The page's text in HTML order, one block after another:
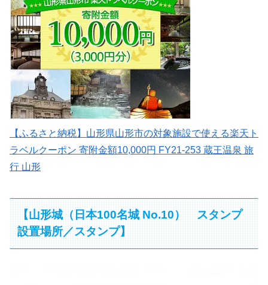
【ふるさと納税】山形県山形市の対象施設で使える楽天ト
ラベルクーポン 寄附金額10,000円 FY21-253 蔵王温泉 旅
行 山形
【山形城（日本100名城 No.10） スタンプ
設置場所／スタンプ】